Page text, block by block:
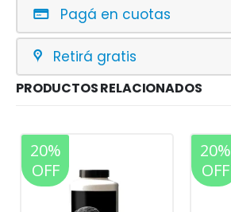
Pagá en cuotas
Retirá gratis
PRODUCTOS RELACIONADOS
20%
OFF
20%
OFF